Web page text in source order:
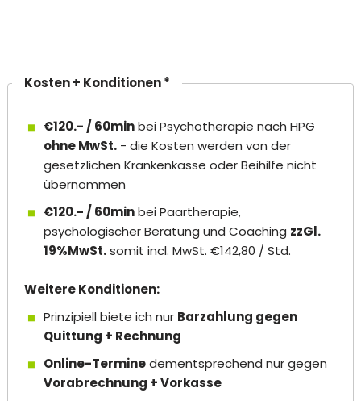
Kosten + Konditionen *
€120.- / 60minbei Psychotherapie nach HPG
ohne MwSt. - die Kosten werden von der
gesetzlichen Krankenkasse oder Beihilfe nicht
übernommen
€120.- / 60minbei Paartherapie,
psychologischer Beratung und Coaching zzGl.
19%MwSt.somit incl. MwSt. €142,80 / Std.
Weitere Konditionen:
Prinzipiell biete ich nur Barzahlung gegen
Quittung + Rechnung
Online-Terminedementsprechend nur gegen
Vorabrechnung + Vorkasse